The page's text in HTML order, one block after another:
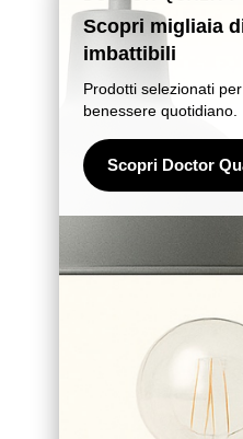
Scopri migliaia
imbattibili
Prodotti selezionati
benessere quotidiano.
Scopri Doctor